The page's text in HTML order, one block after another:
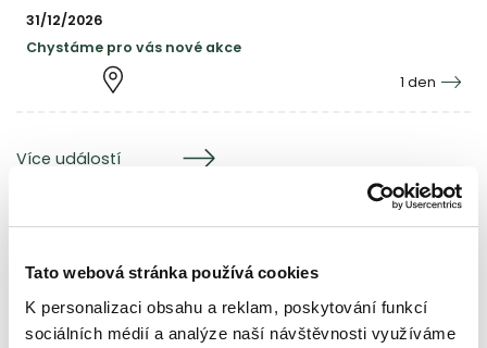
Tato webová stránka používá cookies
K personalizaci obsahu a reklam, poskytování funkcí
sociálních médií a analýze naší návštěvnosti využíváme
31/12/2026
Chystáme pro vás nové akce
1 den
Více událostí
Aktuality